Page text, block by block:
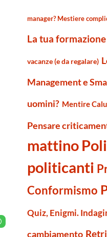
manager? Mestiere
La tua formazione
vacanze (e da regalare)
Management e
uomini? Mentire
Pensare
mattino
politicanti
Conformismo
Quiz, Enigmi.
cambiamento